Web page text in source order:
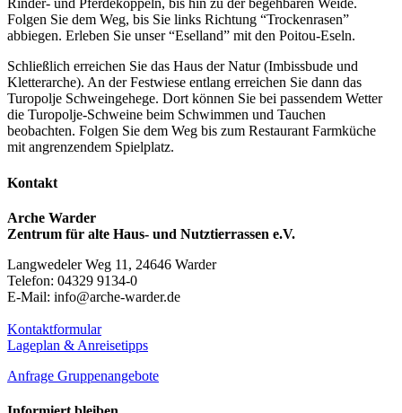
Rinder- und Pferdekoppeln, bis hin zu der begehbaren Weide.
Folgen Sie dem Weg, bis Sie links Richtung “Trockenrasen”
abbiegen. Erleben Sie unser “Eselland” mit den Poitou-Eseln.
Schließlich erreichen Sie das Haus der Natur (Imbissbude und
Kletterarche). An der Festwiese entlang erreichen Sie dann das
Turopolje Schweingehege. Dort können Sie bei passendem Wetter
die Turopolje-Schweine beim Schwimmen und Tauchen
beobachten. Folgen Sie dem Weg bis zum Restaurant Farmküche
mit angrenzendem Spielplatz.
Kontakt
Arche Warder
Zentrum für alte Haus- und Nutztierrassen e.V.
Langwedeler Weg 11, 24646 Warder
Telefon: 04329 9134-0
E-Mail: info@arche-warder.de
Kontaktformular
Lageplan & Anreisetipps
Anfrage Gruppenangebote